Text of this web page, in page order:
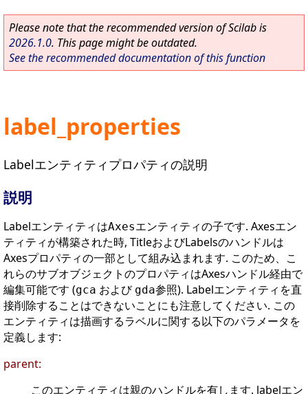
Please note that the recommended version of Scilab is
2026.1.0. This page might be outdated.
See the recommended documentation of this function
label_properties
Labelエンティティプロパティの説明
説明
LabelエンティティはAxesエンティティの子です. Axesエン
ティティが構築された時, TitleおよびLabelsのハンドルは
Axesプロパティの一部として組み込まれます. このため、こ
れらのサブオブジェクトのプロパティはAxesハンドル経由で
編集可能です (gca および gda参照). Labelエンティティを直
接削除することはできないことにも注意してください. この
エンティティは描画するラベルに関する以下のパラメータを
定義します:
parent:
このエンティティは親のハンドルを有します. labelエン